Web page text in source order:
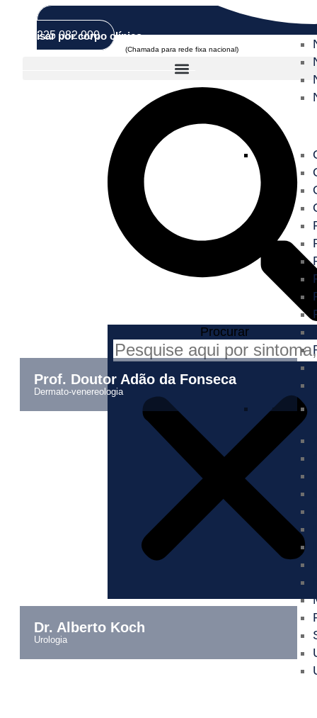
225 082 000
Procurar
Pesquisar por corpo clínico
Prof. Doutor Adão da Fonseca
dermato-venereologia
Dr. Alberto Koch
urologia